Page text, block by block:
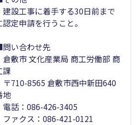
建設工事に着手する30日前まで
認定申請を行うこと。
い合わせ先
倉敷市 文化産業局 商工労働部 商
課
〒710-8565 倉敷市西中新田640
地
電話：086-426-3405
ファクス：086-421-0121